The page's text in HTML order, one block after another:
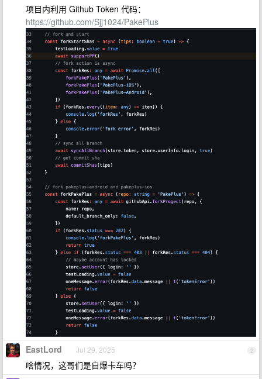
项目内利用 Github Token 代码：
https://github.com/Sjj1024/PakePlus
2
EastLord Jul 29, 2025
啥情况，这哥们是自爆卡车吗？